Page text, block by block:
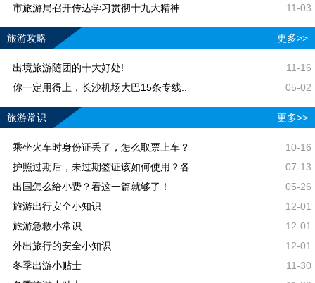
市旅游局召开传达学习贯彻十九大精神 ..
11-03
旅游攻略 更多>>
出境旅游随团的十大好处!
11-16
你一定用得上，长沙机场大巴15条专线..
05-02
旅游常识 更多>>
乘坐火车时身份证丢了，怎么取票上车？
10-16
护照过期后，未过期签证该如何使用？各..
07-13
出国怎么给小费？看这一篇就够了！
05-26
旅游出行安全小知识
12-01
旅游急救小常识
12-01
外出旅行的安全小知识
12-01
冬季出游小贴士
11-30